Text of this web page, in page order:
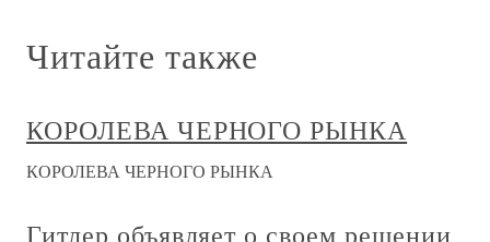
Читайте также
КОРОЛЕВА ЧЕРНОГО РЫНКА
КОРОЛЕВА ЧЕРНОГО РЫНКА
Гитлер объявляет о своем решении